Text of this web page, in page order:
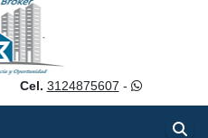
Cel. 3124875607 -